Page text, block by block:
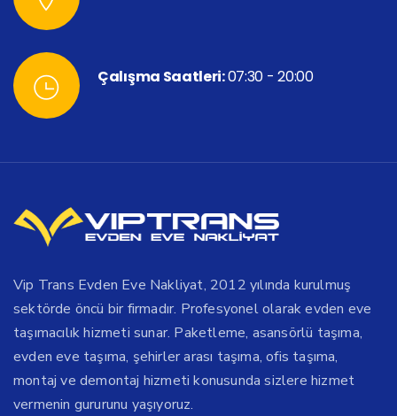
Çalışma Saatleri:07:30 - 20:00
Vip Trans Evden Eve Nakliyat, 2012 yılında kurulmuş
sektörde öncü bir firmadır. Profesyonel olarak evden eve
taşımacılık hizmeti sunar. Paketleme, asansörlü taşıma,
evden eve taşıma, şehirler arası taşıma, ofis taşıma,
montaj ve demontaj hizmeti konusunda sizlere hizmet
vermenin gururunu yaşıyoruz.